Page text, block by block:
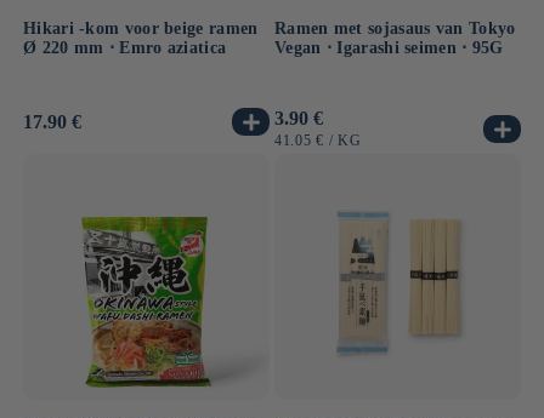
Hikari -kom voor beige ramen
Ø 220 mm ⋅ Emro aziatica
Normale
17.90 €
Ramen met sojasaus van Tokyo
Vegan ⋅ Igarashi seimen ⋅ 95G
Normale
prijs
3.90 €
EENHEIDSPRIJS
41.05 € / PER
KG